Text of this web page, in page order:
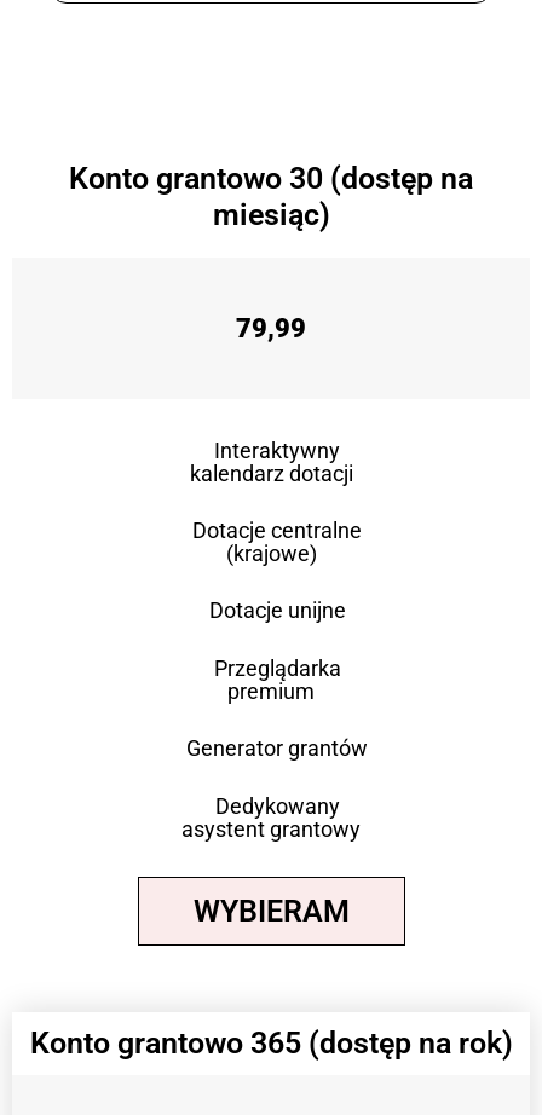
Konto grantowo 30 (dostęp na
miesiąc)
79,99
Interaktywny
kalendarz dotacji
Dotacje centralne
(krajowe)
Dotacje unijne
Przeglądarka
premium
Generator grantów
Dedykowany
asystent grantowy
WYBIERAM
Konto grantowo 365 (dostęp na rok)